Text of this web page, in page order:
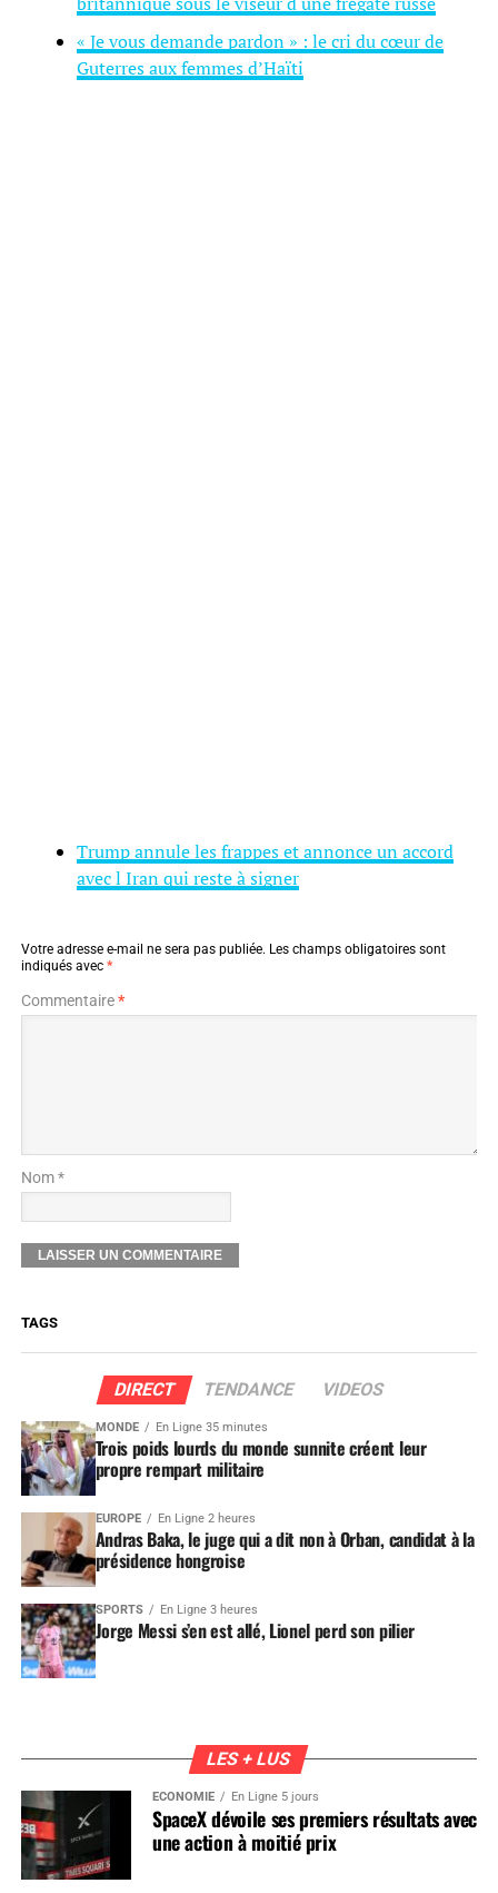
« Je vous demande pardon » : le cri du cœur de
Guterres aux femmes d’Haïti
Trump annule les frappes et annonce un accord
avec l Iran qui reste à signer
Votre adresse e-mail ne sera pas publiée. Les champs obligatoires sont
indiqués avec *
Commentaire*
Nom *
TAGS
DIRECT TENDANCE VIDEOS
MONDE En Ligne 35 minutes
Trois poids lourds du monde sunnite créent leur
propre rempart militaire
EUROPE En Ligne 2 heures
Andras Baka, le juge qui a dit non à Orban, candidat à la
présidence hongroise
SPORTS En Ligne 3 heures
Jorge Messi s’en est allé, Lionel perd son pilier
LES + LUS
ÉCONOMIE En Ligne 5 jours
SpaceX dévoile ses premiers résultats avec
une action à moitié prix